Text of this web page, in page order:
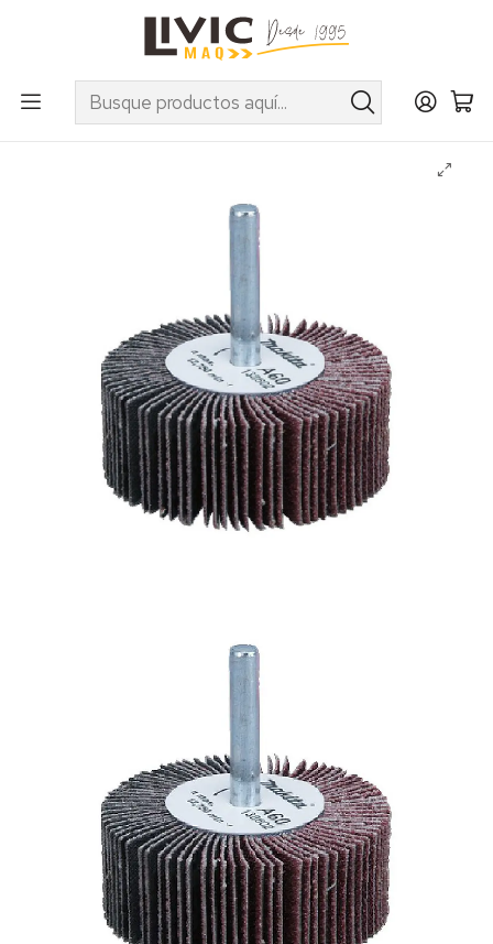
UTILIZA EL CUPÓN "INVIERNO10" EN PRODUCTOS SELECCIONADOS
Makita
Rueda Traslapada Makita A120 50.8 x 50.8 x 6.00